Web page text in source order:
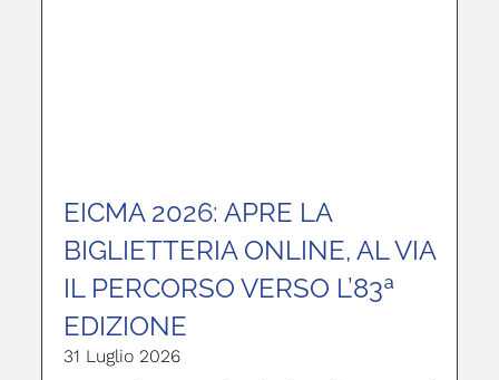
EICMA 2026: APRE LA
BIGLIETTERIA ONLINE, AL VIA
IL PERCORSO VERSO L’83ª
EDIZIONE
31 Luglio 2026